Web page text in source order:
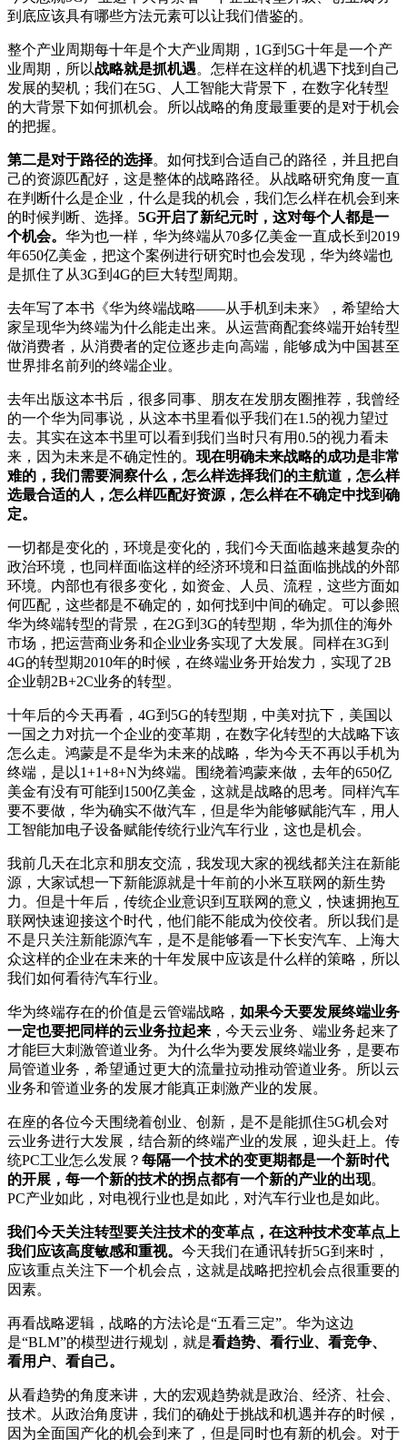
到底应该具有哪些方法元素可以让我们借鉴的。
整个产业周期每十年是个大产业周期，1G到5G十年是一个产
业周期，所以战略就是抓机遇。怎样在这样的机遇下找到自己
发展的契机；我们在5G、人工智能大背景下，在数字化转型
的大背景下如何抓机会。所以战略的角度最重要的是对于机会
的把握。
第二是对于路径的选择。如何找到合适自己的路径，并且把自
己的资源匹配好，这是整体的战略路径。从战略研究角度一直
在判断什么是企业，什么是我的机会，我们怎么样在机会到来
的时候判断、选择。 5G开启了新纪元时，这对每个人都是一
个机会。 华为也一样，华为终端从70多亿美金一直成长到2019
年650亿美金，把这个案例进行研究时也会发现，华为终端也
是抓住了从3G到4G的巨大转型周期。
去年写了本书《华为终端战略——从手机到未来》，希望给大
家呈现华为终端为什么能走出来。从运营商配套终端开始转型
做消费者，从消费者的定位逐步走向高端，能够成为中国甚至
世界排名前列的终端企业。
去年出版这本书后，很多同事、朋友在发朋友圈推荐，我曾经
的一个华为同事说，从这本书里看似乎我们在1.5的视力望过
去。其实在这本书里可以看到我们当时只有用0.5的视力看未
来，因为未来是不确定性的。 现在明确未来战略的成功是非常
难的，我们需要洞察什么，怎么样选择我们的主航道，怎么样
选最合适的人，怎么样匹配好资源，怎么样在不确定中找到确
定。
一切都是变化的，环境是变化的，我们今天面临越来越复杂的
政治环境，也同样面临这样的经济环境和日益面临挑战的外部
环境。内部也有很多变化，如资金、人员、流程，这些方面如
何匹配，这些都是不确定的，如何找到中间的确定。可以参照
华为终端转型的背景，在2G到3G的转型期，华为抓住的海外
市场，把运营商业务和企业业务实现了大发展。同样在3G到
4G的转型期2010年的时候，在终端业务开始发力，实现了2B
企业朝2B+2C业务的转型。
十年后的今天再看，4G到5G的转型期，中美对抗下，美国以
一国之力对抗一个企业的变革期，在数字化转型的大战略下该
怎么走。鸿蒙是不是华为未来的战略，华为今天不再以手机为
终端，是以1+1+8+N为终端。围绕着鸿蒙来做，去年的650亿
美金有没有可能到1500亿美金，这就是战略的思考。同样汽车
要不要做，华为确实不做汽车，但是华为能够赋能汽车，用人
工智能加电子设备赋能传统行业汽车行业，这也是机会。
我前几天在北京和朋友交流，我发现大家的视线都关注在新能
源，大家试想一下新能源就是十年前的小米互联网的新生势
力。但是十年后，传统企业意识到互联网的意义，快速拥抱互
联网快速迎接这个时代，他们能不能成为佼佼者。所以我们是
不是只关注新能源汽车，是不是能够看一下长安汽车、上海大
众这样的企业在未来的十年发展中应该是什么样的策略，所以
我们如何看待汽车行业。
华为终端存在的价值是云管端战略， 如果今天要发展终端业务
一定也要把同样的云业务拉起来 ，今天云业务、端业务起来了
才能巨大刺激管道业务。为什么华为要发展终端业务，是要布
局管道业务，希望通过更大的流量拉动推动管道业务。所以云
业务和管道业务的发展才能真正刺激产业的发展。
在座的各位今天围绕着创业、创新，是不是能抓住5G机会对
云业务进行大发展，结合新的终端产业的发展，迎头赶上。传
统PC工业怎么发展？ 每隔一个技术的变更期都是一个新时代
的开展，每一个新的技术的拐点都有一个新的产业的出现。
PC产业如此，对电视行业也是如此，对汽车行业也是如此。
我们今天关注转型要关注技术的变革点，在这种技术变革点上
我们应该高度敏感和重视。 今天我们在通讯转折5G到来时，
应该重点关注下一个机会点，这就是战略把控机会点很重要的
因素。
再看战略逻辑，战略的方法论是“五看三定”。华为这边
是“BLM”的模型进行规划，就是看趋势、看行业、看竞争、
看用户、看自己。
从看趋势的角度来讲，大的宏观趋势就是政治、经济、社会、
技术。从政治角度讲，我们的确处于挑战和机遇并存的时候，
因为全面国产化的机会到来了，但是同时也有新的机会。对于